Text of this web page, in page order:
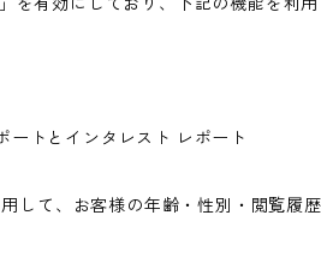
トとインタレスト レポート
て、お客様の年齢・性別・閲覧履